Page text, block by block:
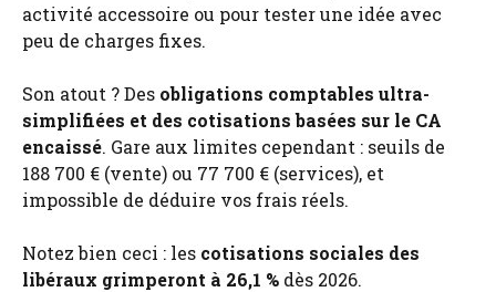
activité accessoire ou pour tester une idée avec
peu de charges fixes.
Son atout ? Des obligations comptables ultra-
simplifiées et des cotisations basées sur le CA
encaissé. Gare aux limites cependant : seuils de
188 700 € (vente) ou 77 700 € (services), et
impossible de déduire vos frais réels.
Notez bien ceci : les cotisations sociales des
libéraux grimperont à 26,1 % dès 2026.